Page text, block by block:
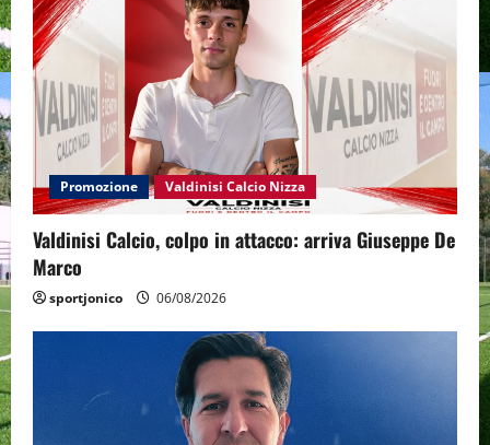
Promozione Valdinisi Calcio Nizza
Valdinisi Calcio, colpo in attacco: arriva Giuseppe De
Marco
sportjonico 06/08/2026